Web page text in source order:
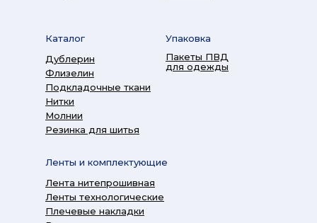
Каталог
Дублерин
Флизелин
Подкладочные ткани
Нитки
Молнии
Резинка для шитья
Ленты и комплектующие
Лента нитепрошивная
Ленты технологические
Плечевые накладки
Упаковка
Пакеты ПВД
для одежды